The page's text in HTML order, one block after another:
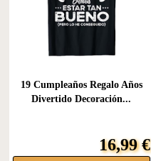
19 Cumpleaños Regalo Años
Divertido Decoración...
16,99 €